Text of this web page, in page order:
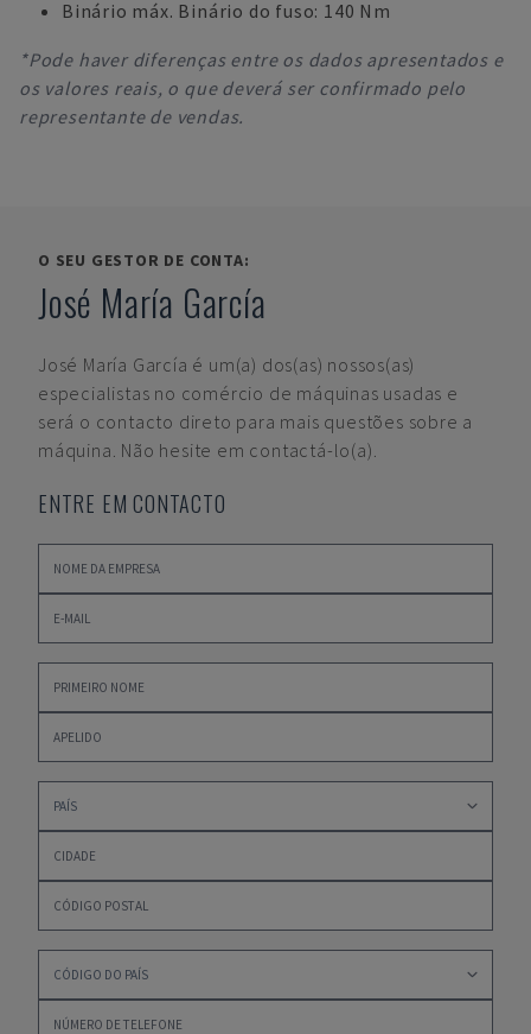
Binário máx. Binário do fuso: 140 Nm
*Pode haver diferenças entre os dados apresentados e
os valores reais, o que deverá ser confirmado pelo
representante de vendas.
O SEU GESTOR DE CONTA:
José María García
José María García é um(a) dos(as) nossos(as)
especialistas no comércio de máquinas usadas e
será o contacto direto para mais questões sobre a
máquina. Não hesite em contactá-lo(a).
ENTRE EM CONTACTO